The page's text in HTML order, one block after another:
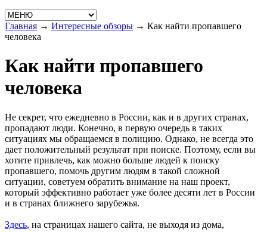
Главная → Интересные обзоры → Как найти пропавшего
человека
Как найти пропавшего
человека
Не секрет, что ежедневно в России, как и в других странах,
пропадают люди. Конечно, в первую очередь в таких
ситуациях мы обращаемся в полицию. Однако, не всегда это
дает положительный результат при поиске. Поэтому, если вы
хотите привлечь, как можно больше людей к поиску
пропавшего, помочь другим людям в такой сложной
ситуации, советуем обратить внимание на наш проект,
который эффективно работает уже более десяти лет в России
и в странах ближнего зарубежья.
Здесь, на страницах нашего сайта, не выходя из дома,